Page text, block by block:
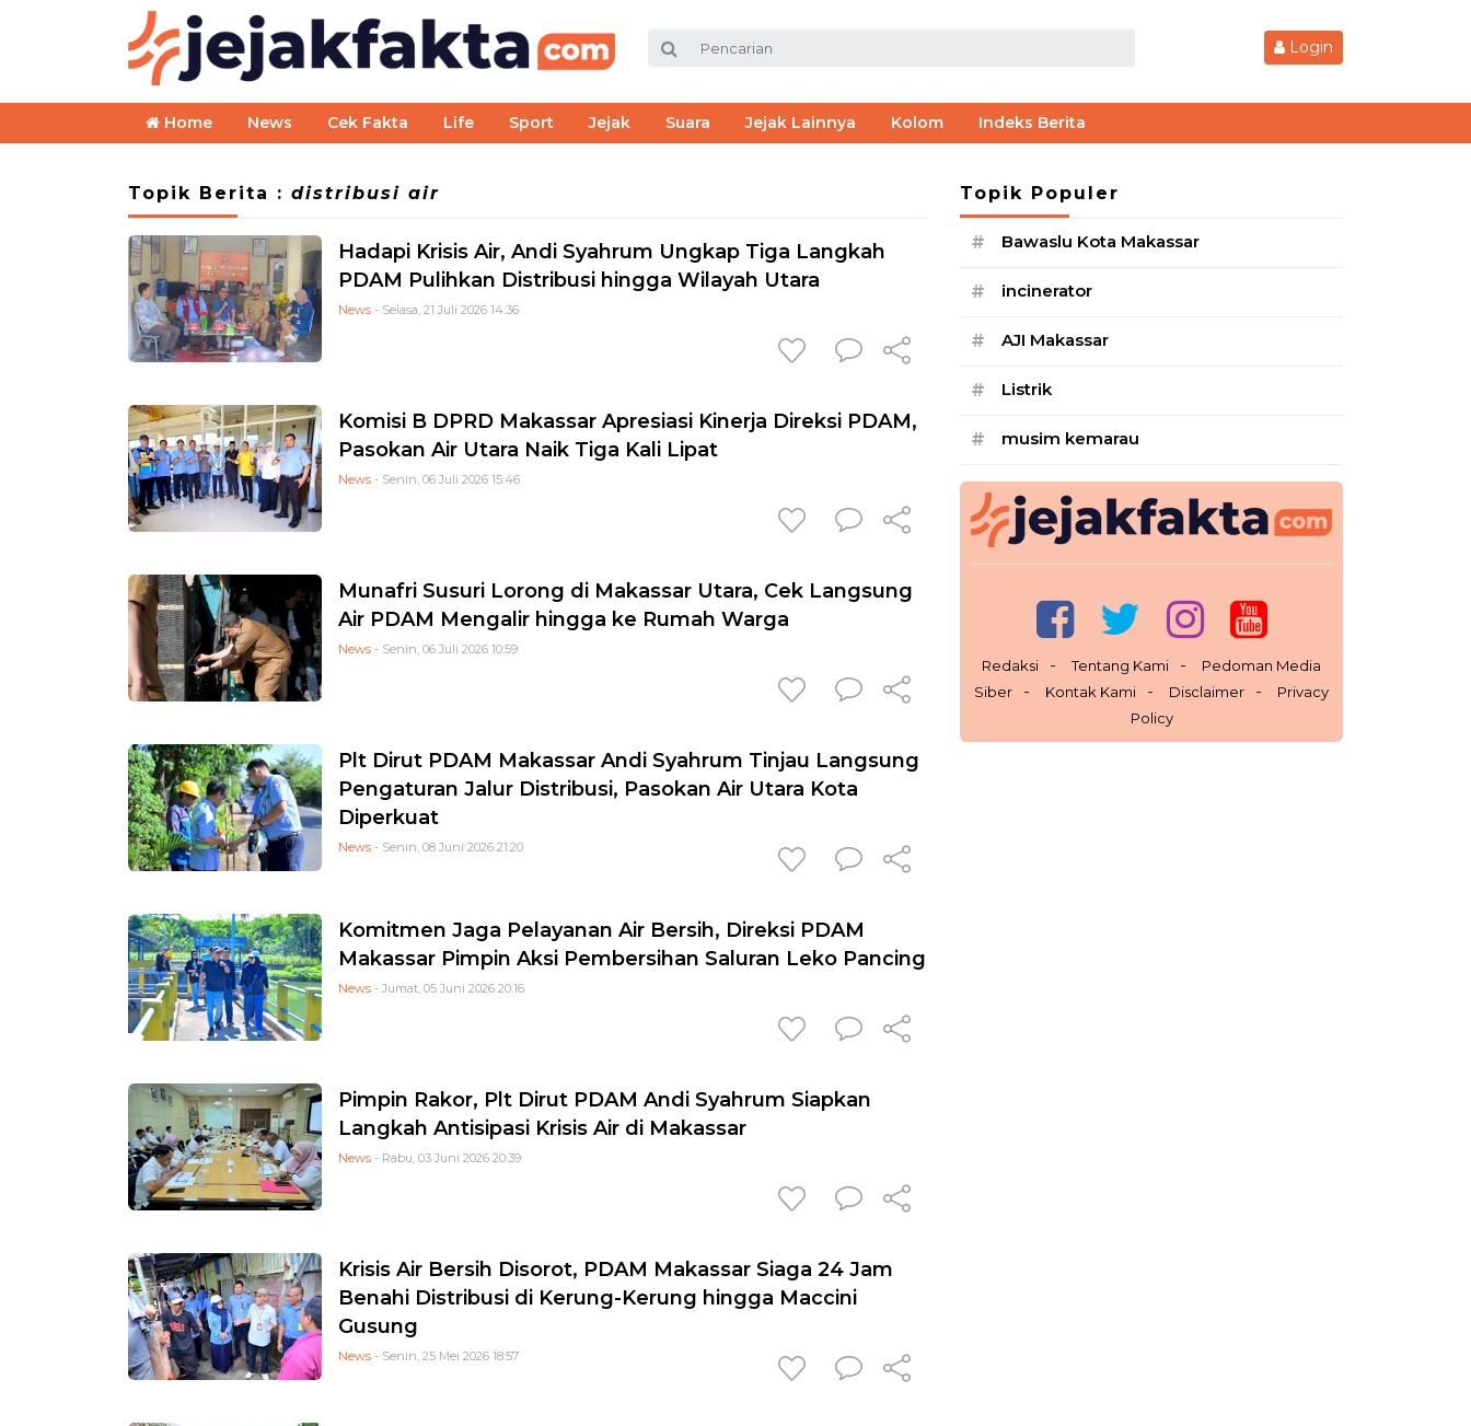
Login
Home News Cek Fakta Life Sport Jejak Suara Jejak Lainnya Kolom Indeks Berita
Topik Berita : distribusi air
Hadapi Krisis Air, Andi Syahrum Ungkap Tiga Langkah
PDAM Pulihkan Distribusi hingga Wilayah Utara
News - Selasa, 21 Juli 2026 14:36
Komisi B DPRD Makassar Apresiasi Kinerja Direksi PDAM,
Pasokan Air Utara Naik Tiga Kali Lipat
News - Senin, 06 Juli 2026 15:46
Munafri Susuri Lorong di Makassar Utara, Cek Langsung
Air PDAM Mengalir hingga ke Rumah Warga
News - Senin, 06 Juli 2026 10:59
Plt Dirut PDAM Makassar Andi Syahrum Tinjau Langsung
Pengaturan Jalur Distribusi, Pasokan Air Utara Kota
Diperkuat
News - Senin, 08 Juni 2026 21:20
Komitmen Jaga Pelayanan Air Bersih, Direksi PDAM
Makassar Pimpin Aksi Pembersihan Saluran Leko Pancing
News - Jumat, 05 Juni 2026 20:16
Pimpin Rakor, Plt Dirut PDAM Andi Syahrum Siapkan
Langkah Antisipasi Krisis Air di Makassar
News - Rabu, 03 Juni 2026 20:39
Krisis Air Bersih Disorot, PDAM Makassar Siaga 24 Jam
Benahi Distribusi di Kerung-Kerung hingga Maccini
Gusung
News - Senin, 25 Mei 2026 18:57
Topik Populer
# Bawaslu Kota Makassar
# incinerator
# AJI Makassar
# Listrik
# musim kemarau
Redaksi Tentang Kami
Pedoman Media
Siber
Kontak Kami Disclaimer
Privacy
Policy